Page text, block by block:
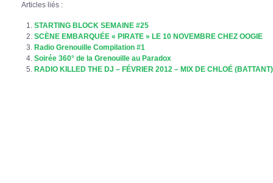
Articles liés :
STARTING BLOCK SEMAINE #25
SCÈNE EMBARQUÉE « PIRATE » LE 10 NOVEMBRE CHEZ OOGIE
Radio Grenouille Compilation #1
Soirée 360° de la Grenouille au Paradox
RADIO KILLED THE DJ – FÉVRIER 2012 – MIX DE CHLOÉ (BATTANT)